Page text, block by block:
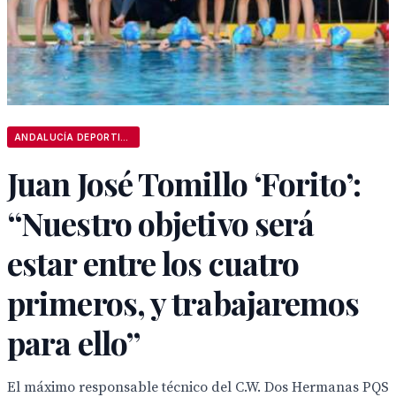
Juan José Tomillo ‘Forito’:
“Nuestro objetivo será
estar entre los cuatro
primeros, y trabajaremos
para ello”
El máximo responsable técnico del C.W. Dos Hermanas PQS